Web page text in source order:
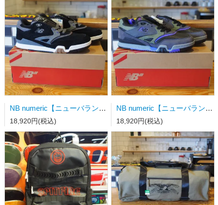
NB numeric【ニューバランス】スケートシューズ NM770YZZ BLACK
18,920円(税込)
NB numeric【ニューバランス】スケートシューズ NM770YZZ GRAY
18,920円(税込)